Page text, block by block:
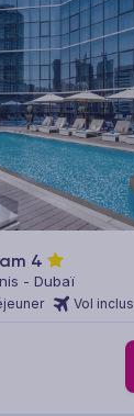
4
- Dubaï
Vol inclus